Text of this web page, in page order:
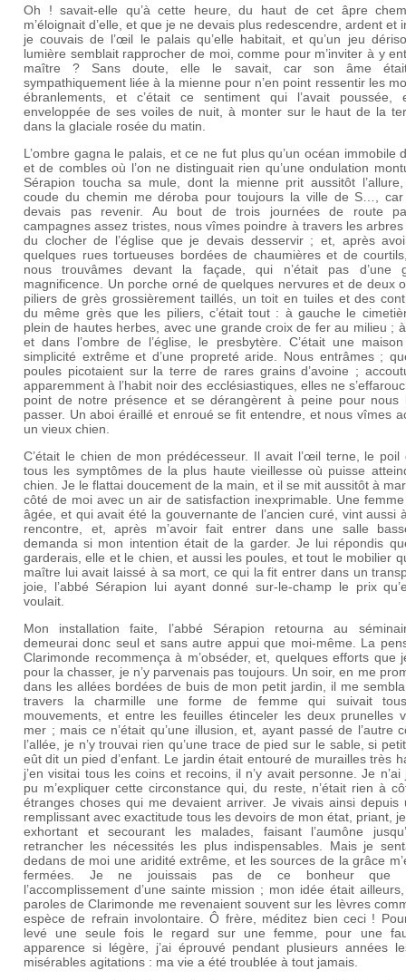
Oh ! savait-elle qu’à cette heure, du haut de cet âpre
m’éloignait d’elle, et que je ne devais plus redescendre, ardent et
je couvais de l’œil le palais qu’elle habitait, et qu’un jeu
lumière semblait rapprocher de moi, comme pour m’inviter à y
maître ? Sans doute, elle le savait, car son âme
sympathiquement liée à la mienne pour n’en point ressentir les
ébranlements, et c’était ce sentiment qui l’avait poussée,
enveloppée de ses voiles de nuit, à monter sur le haut de la
dans la glaciale rosée du matin.
L’ombre gagna le palais, et ce ne fut plus qu’un océan immobile
et de combles où l’on ne distinguait rien qu’une ondulation
Sérapion toucha sa mule, dont la mienne prit aussitôt
coude du chemin me déroba pour toujours la ville de S…, car
devais pas revenir. Au bout de trois journées de route
campagnes assez tristes, nous vîmes poindre à travers les
du clocher de l’église que je devais desservir ; et, après
quelques rues tortueuses bordées de chaumières et de
nous trouvâmes devant la façade, qui n’était pas d’une
magnificence. Un porche orné de quelques nervures et de deux
piliers de grès grossièrement taillés, un toit en tuiles et des
du même grès que les piliers, c’était tout : à gauche le
plein de hautes herbes, avec une grande croix de fer au milieu ;
et dans l’ombre de l’église, le presbytère. C’était une maison
simplicité extrême et d’une propreté aride. Nous entrâmes ;
poules picotaient sur la terre de rares grains d’avoine ;
apparemment à l’habit noir des ecclésiastiques, elles ne
point de notre présence et se dérangèrent à peine pour nous
passer. Un aboi éraillé et enroué se fit entendre, et nous vîmes
un vieux chien.
C’était le chien de mon prédécesseur. Il avait l’œil terne, le poil
tous les symptômes de la plus haute vieillesse où puisse
chien. Je le flattai doucement de la main, et il se mit aussitôt à
côté de moi avec un air de satisfaction inexprimable. Une
âgée, et qui avait été la gouvernante de l’ancien curé, vint aussi
rencontre, et, après m’avoir fait entrer dans une salle
demanda si mon intention était de la garder. Je lui répondis
garderais, elle et le chien, et aussi les poules, et tout le mobilier
maître lui avait laissé à sa mort, ce qui la fit entrer dans un
joie, l’abbé Sérapion lui ayant donné sur-le-champ le prix
voulait.
Mon installation faite, l’abbé Sérapion retourna au
demeurai donc seul et sans autre appui que moi-même. La
Clarimonde recommença à m’obséder, et, quelques efforts que
pour la chasser, je n’y parvenais pas toujours. Un soir, en me
dans les allées bordées de buis de mon petit jardin, il me
travers la charmille une forme de femme qui suivait
mouvements, et entre les feuilles étinceler les deux prunelles
mer ; mais ce n’était qu’une illusion, et, ayant passé de l’autre
l’allée, je n’y trouvai rien qu’une trace de pied sur le sable, si
eût dit un pied d’enfant. Le jardin était entouré de murailles très
j’en visitai tous les coins et recoins, il n’y avait personne. Je n’ai
pu m’expliquer cette circonstance qui, du reste, n’était rien à
étranges choses qui me devaient arriver. Je vivais ainsi depuis
remplissant avec exactitude tous les devoirs de mon état, priant,
exhortant et secourant les malades, faisant l’aumône
retrancher les nécessités les plus indispensables. Mais je
dedans de moi une aridité extrême, et les sources de la grâce
fermées. Je ne jouissais pas de ce bonheur que
l’accomplissement d’une sainte mission ; mon idée était
paroles de Clarimonde me revenaient souvent sur les lèvres
espèce de refrain involontaire. Ô frère, méditez bien ceci !
levé une seule fois le regard sur une femme, pour une
apparence si légère, j’ai éprouvé pendant plusieurs années
misérables agitations : ma vie a été troublée à tout jamais.